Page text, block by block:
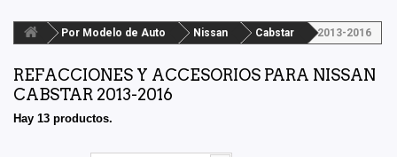
Por Modelo de Auto Nissan Cabstar 2013-2016
REFACCIONES Y ACCESORIOS PARA NISSAN
CABSTAR 2013-2016
Hay 13 productos.